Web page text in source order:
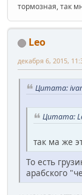
тормозная, так
Leo
декабря 6, 2015,
Цитата:
Цитата:
так ма же
То есть
арабского